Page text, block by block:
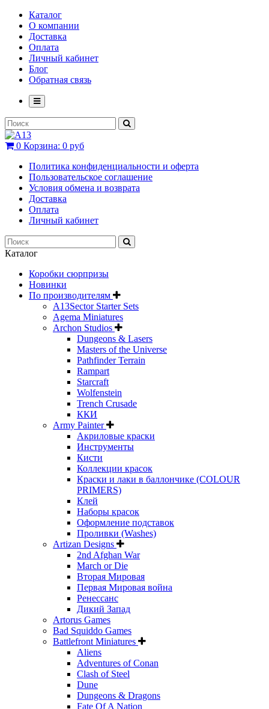
Каталог
О компании
Доставка
Оплата
Личный кабинет
Блог
Обратная связь
0 Корзина: 0 руб
Политика конфиденциальности и оферта
Пользовательское соглашение
Условия обмена и возврата
Доставка
Оплата
Личный кабинет
Каталог
Коробки сюрпризы
Новинки
По производителям
A13Sector Starter Sets
Agema Miniatures
Archon Studios
Dungeons & Lasers
Masters of the Universe
Pathfinder Terrain
Rampart
Starcraft
Wolfenstein
Trench Crusade
ККИ
Army Painter
Акриловые краски
Инструменты
Кисти
Коллекции красок
Краски и лаки в баллончике (COLOUR
PRIMERS)
Клей
Наборы красок
Оформление подставок
Проливки (Washes)
Artizan Designs
2nd Afghan War
March or Die
Вторая Мировая
Первая Мировая война
Ренессанс
Дикий Запад
Artorus Games
Bad Squiddo Games
Battlefront Miniatures
Aliens
Adventures of Conan
Clash of Steel
Dune
Dungeons & Dragons
Fate Of A Nation